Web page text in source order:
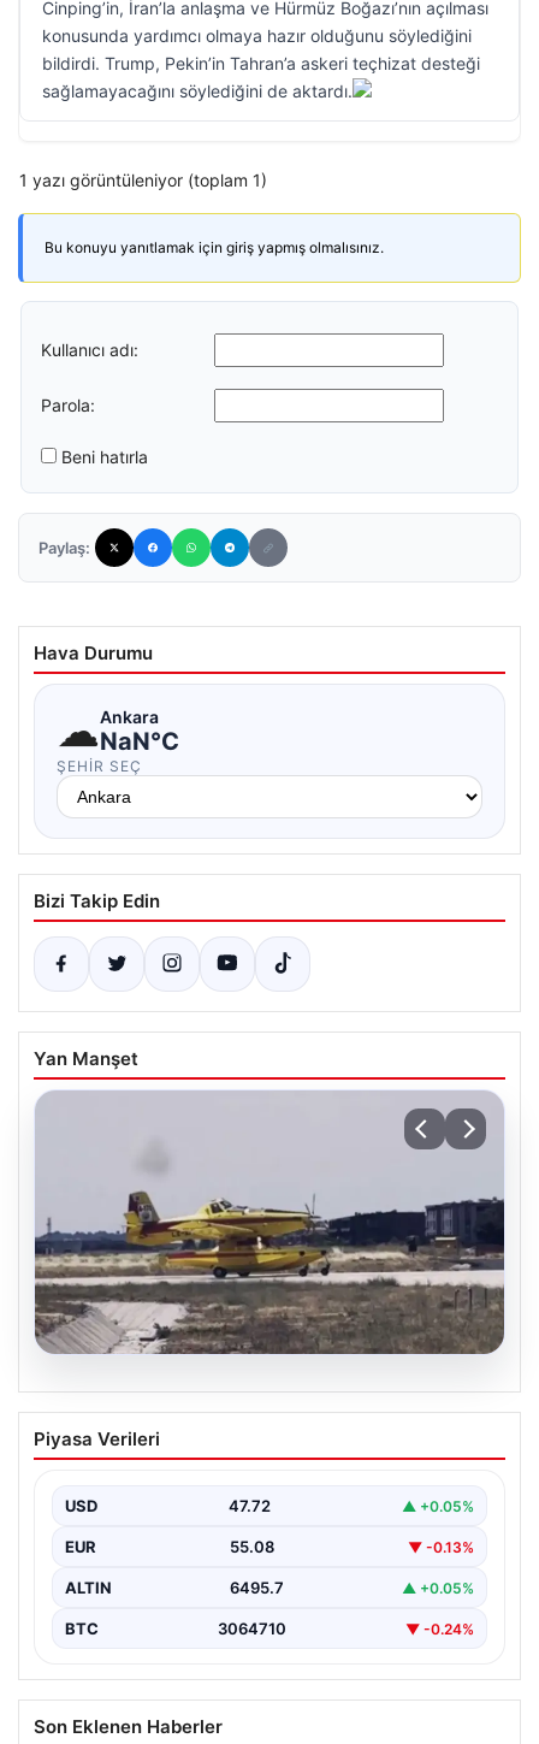
Cinping’in, İran’la anlaşma ve Hürmüz Boğazı’nın açılması
konusunda yardımcı olmaya hazır olduğunu söylediğini
bildirdi. Trump, Pekin’in Tahran’a askeri teçhizat desteği
sağlamayacağını söylediğini de aktardı.
1 yazı görüntüleniyor (toplam 1)
Bu konuyu yanıtlamak için giriş yapmış olmalısınız.
Kullanıcı adı:
Parola:
Beni hatırla
Paylaş:
Hava Durumu
☁Ankara
NaN°C
ŞEHIR SEÇ
Bizi Takip Edin
Yan Manşet
06.08.2026
İspanya ve Fransa’daki Görevlerini
Tamamlayan Yangın Söndürme Uçakları
Orman Genel Müdürlüğü tarafından yapılan açıklamada,
büyük…
Piyasa Verileri
USD 47.72 ▲ +0.05%
EUR 55.08 ▼ -0.13%
ALTIN 6495.7 ▲ +0.05%
BTC 3064710 ▼ -0.24%
Son Eklenen Haberler